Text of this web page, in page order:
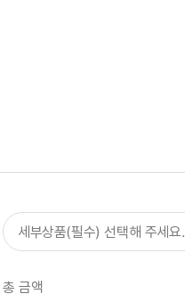
세부상품(필수) 선택해 주세요.
총 금액